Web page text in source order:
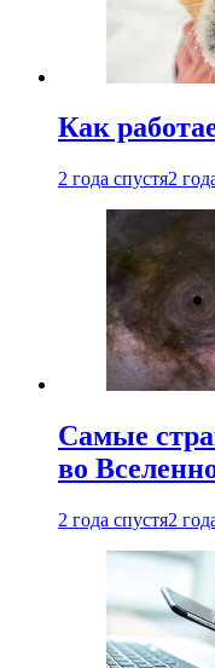
Как
2 года спустя2
Самые
во
2 года спустя2